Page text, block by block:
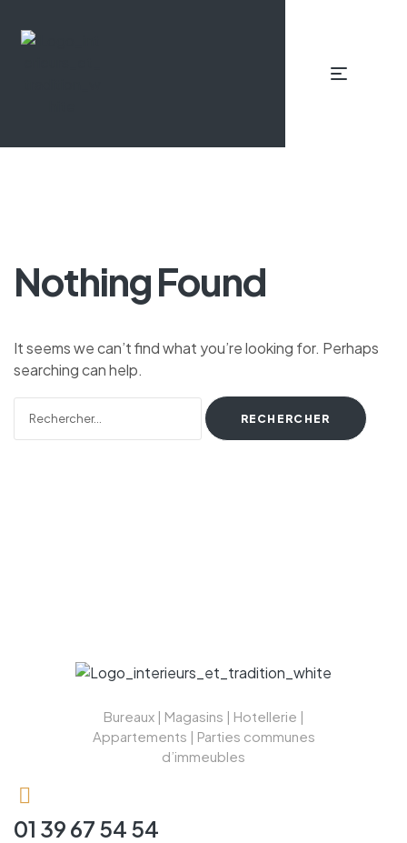
Nothing Found
It seems we can’t find what you’re looking for. Perhaps
searching can help.
Bureaux | Magasins | Hotellerie |
Appartements | Parties communes
d’immeubles
01 39 67 54 54